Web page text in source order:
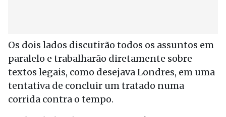
Os dois lados discutirão todos os assuntos em
paralelo e trabalharão diretamente sobre
textos legais, como desejava Londres, em uma
tentativa de concluir um tratado numa
corrida contra o tempo.